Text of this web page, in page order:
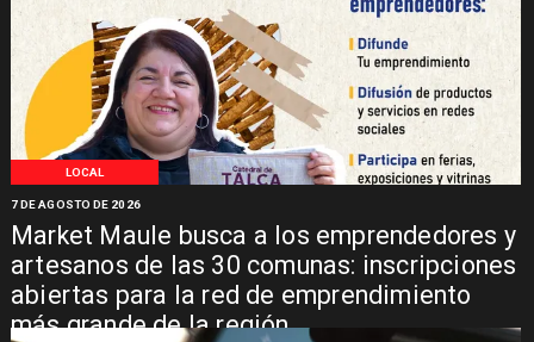
LOCAL
Market Maule busca a los emprendedores y
artesanos de las 30 comunas: inscripciones
abiertas para la red de emprendimiento
más grande de la región
7 DE AGOSTO DE 2026